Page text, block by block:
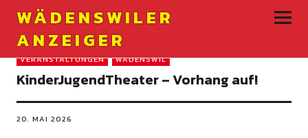
WÄDENSWILER
ANZEIGER
VERANSTALTUNGEN WÄDENSWIL
KinderJugendTheater – Vorhang auf!
20. MAI 2026